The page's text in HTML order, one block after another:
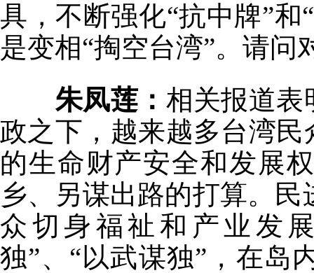
具，不断强化“抗中牌”
是变相“掏空台湾”。请问
朱凤莲： 相关报道表
政之下，越来越多台湾
的生命财产安全和发展
乡、另谋出路的打算。
众切身福祉和产业发
独”、“以武谋独”，在岛